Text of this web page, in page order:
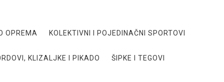
OPREMA KOLEKTIVNI I POJEDINAČNI SPORTOVI
KLIZALJKE I PIKADO ŠIPKE I TEGOVI